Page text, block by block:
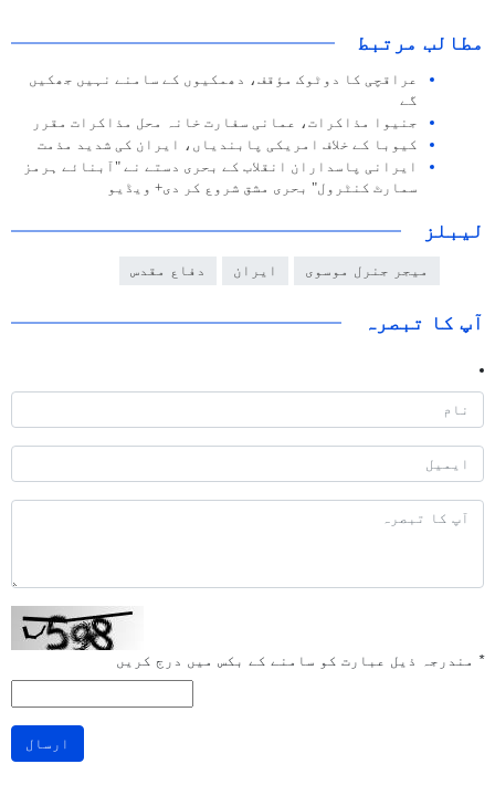
مطالب مرتبط
عراقچی کا دوٹوک مؤقف، دھمکیوں کے سامنے نہیں جھکیں
گے
جنیوا مذاکرات، عمانی سفارت خانہ محل مذاکرات مقرر
کیوبا کے خلاف امریکی پابندیاں، ایران کی شدید مذمت
ایرانی پاسداران انقلاب کے بحری دستے نے "آبنائے ہرمز
سمارٹ کنٹرول" بحری مشق شروع کر دی+ ویڈیو
لیبلز
میجر جنرل موسوی ایران دفاع مقدس
آپ کا تبصرہ
* مندرجہ ذیل عبارت کو سامنے کے بکس میں درج کریں
ارسال